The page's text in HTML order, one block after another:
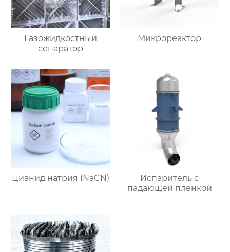
Газожидкостный
сепаратор
Микрореактор
Цианид натрия (NaCN)
Испаритель c
падающей пленкой